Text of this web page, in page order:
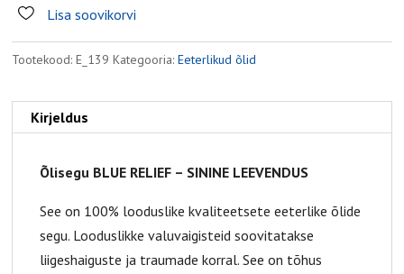
kogus Lisa soovikorvi
Tootekood:E_139 Kategooria:Eeterlikud õlid
Kirjeldus
Õlisegu BLUE RELIEF – SININE LEEVENDUS
See on 100% looduslike kvaliteetsete eeterlike õlide
segu. Looduslikke valuvaigisteid soovitatakse
liigeshaiguste ja traumade korral. See on tõhus